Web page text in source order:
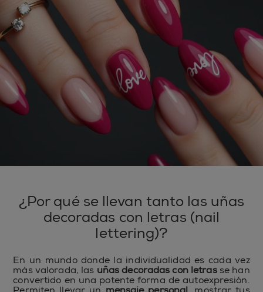
¿Por qué se llevan tanto las uñas
decoradas con letras (nail
lettering)?
En un mundo donde la individualidad es cada vez
más valorada, las uñas decoradas con letrasse han
convertido en una potente forma de autoexpresión.